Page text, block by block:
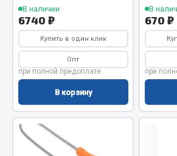
Двери
Окно ветровое
Двигатель
Электрооборудование
Показать ещё
Весь раздел
Запчасти Урал
В наличии
6740 ₽
Купить в один клик
Опт
при полной предоплате
В корзину
В
670 ₽
при